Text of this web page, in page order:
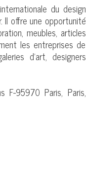
du design
Il offre une opportunité
meubles, articles
les entreprises de
d'art, designers
F-95970 Paris, Paris,